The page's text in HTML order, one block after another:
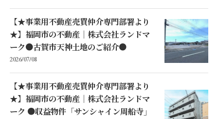
【★事業用不動産売買仲介専門部署より
★】福岡市の不動産｜株式会社ランドマ
ーク●古賀市天神土地のご紹介●
2026/07/08
【★事業用不動産売買仲介専門部署より
★】福岡市の不動産｜株式会社ランドマ
ーク ●収益物件「サンシャイン周船寺」